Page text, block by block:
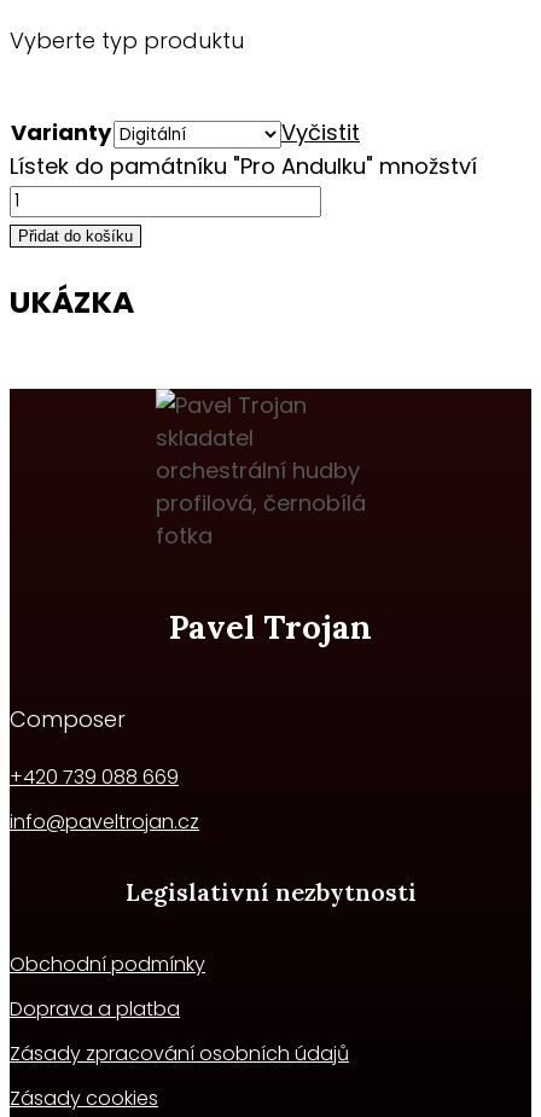
Vyberte typ produktu
Varianty
Vyčistit
Lístek do památníku "Pro Andulku" množství
Přidat do košíku
UKÁZKA
Pavel Trojan
Composer
+420 739 088 669
info@paveltrojan.cz
Legislativní nezbytnosti
Obchodní podmínky
Doprava a platba
Zásady zpracování osobních údajů
Zásady cookies